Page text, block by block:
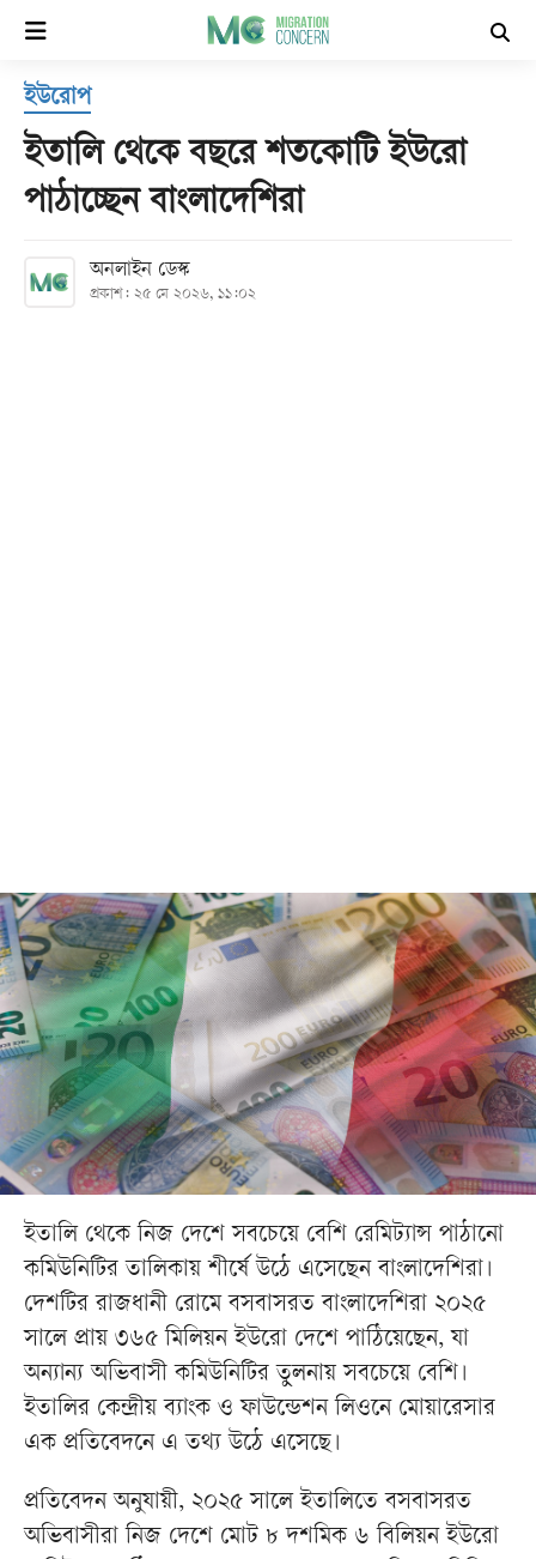
হোম
সর্বশেষ
বিভাগ
ইউরোপ
ইতালি থেকে বছরে শতকোটি ইউরো
পাঠাচ্ছেন বাংলাদেশিরা
অনলাইন ডেস্ক
প্রকাশ: ২৫ মে ২০২৬, ১১:০২
ইতালি থেকে নিজ দেশে সবচেয়ে বেশি রেমিট্যান্স পাঠানো
কমিউনিটির তালিকায় শীর্ষে উঠে এসেছেন বাংলাদেশিরা।
দেশটির রাজধানী রোমে বসবাসরত বাংলাদেশিরা ২০২৫
সালে প্রায় ৩৬৫ মিলিয়ন ইউরো দেশে পাঠিয়েছেন, যা
অন্যান্য অভিবাসী কমিউনিটির তুলনায় সবচেয়ে বেশি।
ইতালির কেন্দ্রীয় ব্যাংক ও ফাউন্ডেশন লিওনে মোয়ারেসার
এক প্রতিবেদনে এ তথ্য উঠে এসেছে।
প্রতিবেদন অনুযায়ী, ২০২৫ সালে ইতালিতে বসবাসরত
অভিবাসীরা নিজ দেশে মোট ৮ দশমিক ৬ বিলিয়ন ইউরো